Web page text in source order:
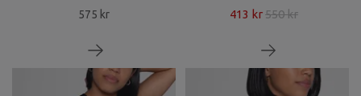
575 kr
413 kr550 kr